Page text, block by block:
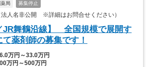
局 募集停止
人名非公開 ※詳細はお問合せください）
JR舞鶴沿線】 全国規模で展開す
薬剤師の募集です！
万円～33.0万円
万円～500万円